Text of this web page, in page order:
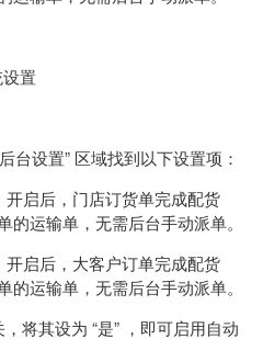
置
台设置” 区域找到以下设置项：
开启后，门店订货单完成配货
运输单，无需后台手动派单。
开启后，大客户订单完成配货
运输单，无需后台手动派单。
将其设为 “是” ，即可启用自动